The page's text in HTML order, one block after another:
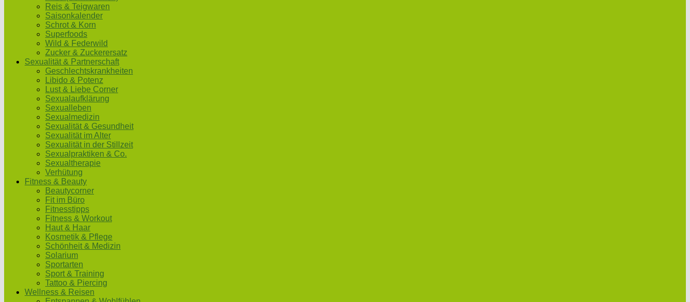
Reis & Teigwaren
Saisonkalender
Schrot & Korn
Superfoods
Wild & Federwild
Zucker & Zuckerersatz
Sexualität & Partnerschaft
Geschlechtskrankheiten
Libido & Potenz
Lust & Liebe Corner
Sexualaufklärung
Sexualleben
Sexualmedizin
Sexualität & Gesundheit
Sexualität im Alter
Sexualität in der Stillzeit
Sexualpraktiken & Co.
Sexualtherapie
Verhütung
Fitness & Beauty
Beautycorner
Fit im Büro
Fitnesstipps
Fitness & Workout
Haut & Haar
Kosmetik & Pflege
Schönheit & Medizin
Solarium
Sportarten
Sport & Training
Tattoo & Piercing
Wellness & Reisen